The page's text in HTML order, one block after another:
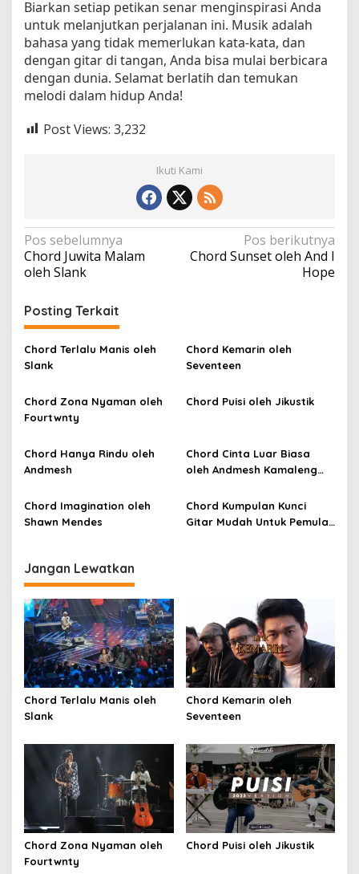
Biarkan setiap petikan senar menginspirasi Anda
untuk melanjutkan perjalanan ini. Musik adalah
bahasa yang tidak memerlukan kata-kata, dan
dengan gitar di tangan, Anda bisa mulai berbicara
dengan dunia. Selamat berlatih dan temukan
melodi dalam hidup Anda!
Post Views: 3,232
Ikuti Kami
N
a
i
g
a
s
i
p
o
s
Pos sebelumnya
Chord Juwita Malam
oleh Slank
Pos berikutnya
Chord Sunset oleh And I
Hope
Posting Terkait
Chord Terlalu Manis oleh
Slank
Chord Kemarin oleh
Seventeen
Chord Zona Nyaman oleh
Fourtwnty
Chord Puisi oleh Jikustik
Chord Hanya Rindu oleh
Andmesh
Chord Cinta Luar Biasa
oleh Andmesh Kamaleng
SKA)
Chord Imagination oleh
Shawn Mendes
Chord Kumpulan Kunci
Gitar Mudah Untuk Pemula
Jangan Lewatkan
Chord Terlalu Manis oleh
Slank
Chord Kemarin oleh
Seventeen
Chord Zona Nyaman oleh
Fourtwnty
Chord Puisi oleh Jikustik